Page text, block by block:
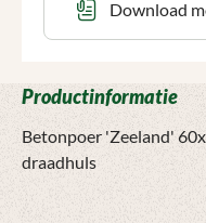
Download
Productinformatie
Betonpoer 'Zeeland'
draadhuls